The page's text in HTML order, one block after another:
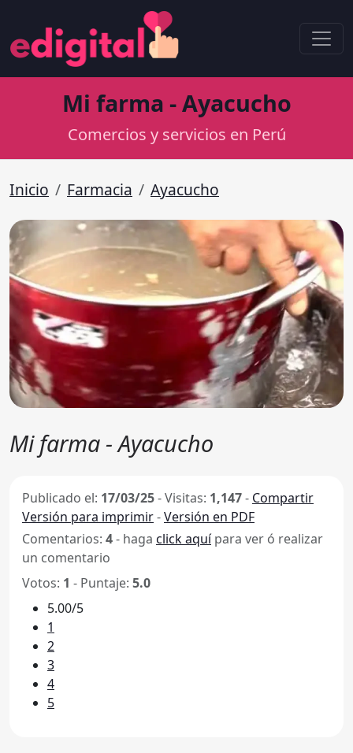
Mi farma - Ayacucho
Comercios y servicios en Perú
Inicio Farmacia Ayacucho
Mi farma - Ayacucho
Publicado el: 17/03/25-Visitas: 1,147- Compartir
Versión para imprimir-Versión en PDF
Comentarios: 4- haga click aquípara ver ó realizar
un comentario
Votos: 1 - Puntaje: 5.0
5.00/5
1
2
3
4
5